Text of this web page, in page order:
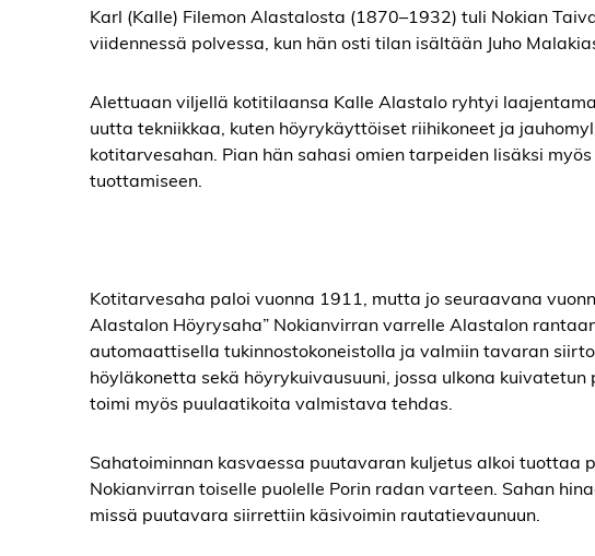
Karl (Kalle) Filemon Alastalosta (1870–1932) tuli Nokian
viidennessä polvessa, kun hän osti tilan isältään Juho
Alettuaan viljellä kotitilaansa Kalle Alastalo ryhtyi
uutta tekniikkaa, kuten höyrykäyttöiset riihikoneet ja
kotitarvesahan. Pian hän sahasi omien tarpeiden lisäksi
tuottamiseen.
Kotitarvesaha paloi vuonna 1911, mutta jo seuraavana
Alastalon Höyrysaha” Nokianvirran varrelle Alastalon
automaattisella tukinnostokoneistolla ja valmiin tavaran
höyläkonetta sekä höyrykuivausuuni, jossa ulkona
toimi myös puulaatikoita valmistava tehdas.
Sahatoiminnan kasvaessa puutavaran kuljetus alkoi
Nokianvirran toiselle puolelle Porin radan varteen. Sahan
missä puutavara siirrettiin käsivoimin rautatievaunuun.